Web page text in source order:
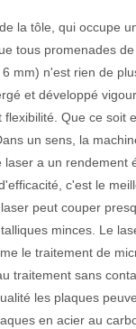
la tôle, qui occupe
tous promenades
mm) n'est rien de
et développé
flexibilité. Que ce soit
un sens, la
laser a un rendement
c'est le
peut couper
minces. Le
le traitement de
traitement sans
les plaques
en acier au